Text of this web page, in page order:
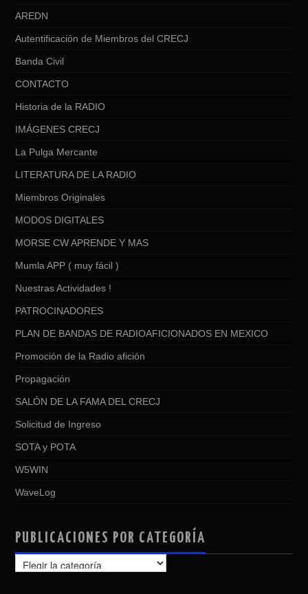
AREDN
Autentificación de Miembros del CRECJ
Banda Civil
CONTACTO
Historia de la RADIO
IMÁGENES CRECJ
La Pulga Mercante
LITERATURA DE LA RADIO
Miembros Originales
MODOS DIGITALES
MORSE CW APRENDE Y MAS
Mumla APP ( muy fácil )
Nuestras Actividades !
PATROCINADORES
PLAN DE BANDAS DE RADIOAFICIONADOS EN MEXICO
Promoción de la Radio afición
Propagación
SALÓN DE LA FAMA DEL CRECJ
Solicitud de Ingreso
SOTA y POTA
W5WIN
WaveLog
PUBLICACIONES POR CATEGORÍA
PUBLICACIONES
POR